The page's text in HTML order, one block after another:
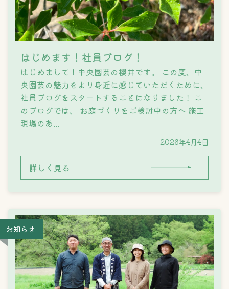
はじめます！社員ブログ！
はじめまして！中央園芸の櫻井です。 ​この度、中
央園芸の魅力をより身近に感じていただくために、
社員ブログをスタートすることになりました！ ​こ
のブログでは、 ​お庭づくりをご検討中の方へ 施工
現場のあ...
2026年4月4日
詳しく見る
お知らせ